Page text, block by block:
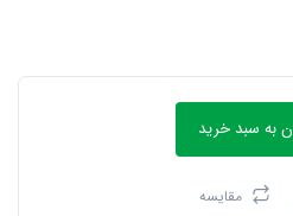
به سبد خرید
مقایسه